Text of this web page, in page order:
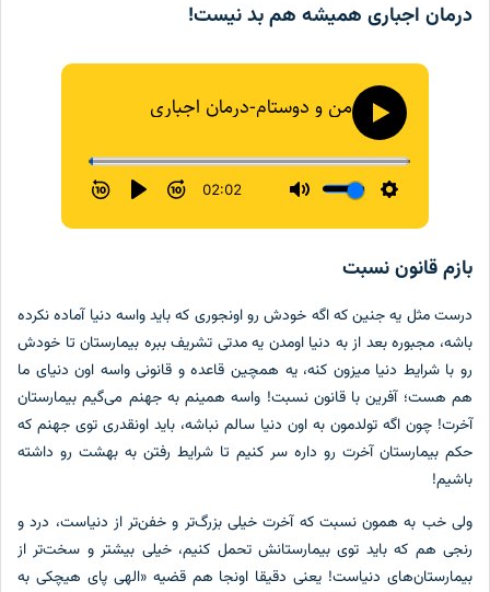
اجباری همیشه هم بد نیست!
قانون نسبت
مثل یه جنین که اگه خودش رو اونجوری که باید واسه دنیا آماده نکرده
مجبوره بعد از به دنیا اومدن یه مدتی تشریف ببره بیمارستان تا خودش
با شرایط دنیا میزون کنه، یه همچین قاعده‌ و قانونی واسه اون دنیای ما
هست؛ آفرین با قانون نسبت! واسه همینم به جهنم می‌گیم بیمارستان
چون اگه تولدمون به اون دنیا سالم نباشه، باید اونقدری توی جهنم که
بیمارستان آخرت رو داره سر کنیم تا شرایط رفتن به بهشت رو داشته
خب به همون نسبت که آخرت خیلی بزرگ‌تر و خفن‌تر از دنیاست، درد و
هم که باید توی بیمارستانش تحمل کنیم، خیلی بیشتر و سخت‌تر از
دنیاست! یعنی دقیقا اونجا هم قضیه «الهی پای هیچکی به